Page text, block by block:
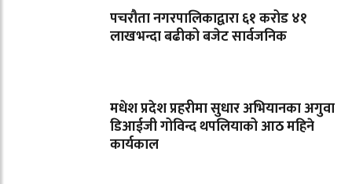
पचरौता नगरपालिकाद्वारा ६१ करोड ४१
लाखभन्दा बढीको बजेट सार्वजनिक
मधेश प्रदेश प्रहरीमा सुधार अभियानका अगुवा
डिआईजी गोविन्द थपलियाको आठ महिने
कार्यकाल